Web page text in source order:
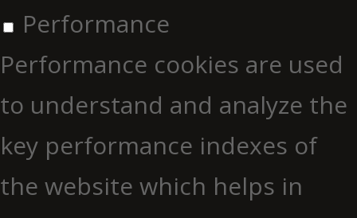
Performance
Performance cookies are used
to understand and analyze the
key performance indexes of
the website which helps in